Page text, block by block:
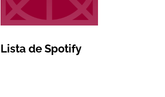
Lista de Spotify